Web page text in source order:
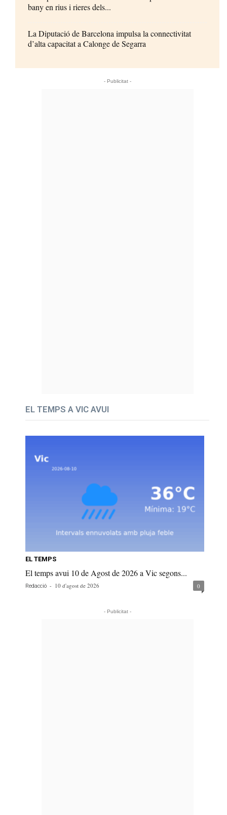
bany en rius i rieres dels...
La Diputació de Barcelona impulsa la connectivitat
d’alta capacitat a Calonge de Segarra
- Publicitat -
EL TEMPS A VIC AVUI
EL TEMPS
El temps avui 10 de Agost de 2026 a Vic segons...
Redacció - 10 d'agost de 2026 0
- Publicitat -